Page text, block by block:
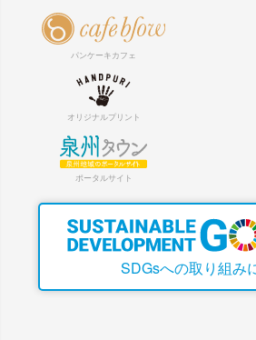
SDGsへの取り組み